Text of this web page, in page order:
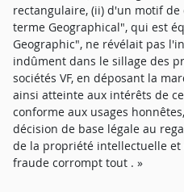
rectangulaire, (ii) d'un motif
terme Geographical", qui est
Geographic", ne révélait pas
indûment dans le sillage des
sociétés VF, en déposant la
ainsi atteinte aux intérêts de
conforme aux usages
décision de base légale au
de la propriété intellectuelle
fraude corrompt tout . »